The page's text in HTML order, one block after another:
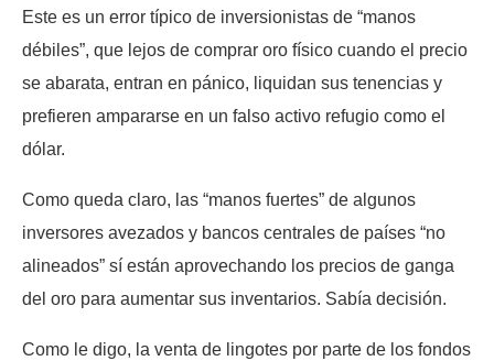
Este es un error típico de inversionistas de “manos
débiles”, que lejos de comprar oro físico cuando el precio
se abarata, entran en pánico, liquidan sus tenencias y
prefieren ampararse en un falso activo refugio como el
dólar.
Como queda claro, las “manos fuertes” de algunos
inversores avezados y bancos centrales de países “no
alineados” sí están aprovechando los precios de ganga
del oro para aumentar sus inventarios. Sabía decisión.
Como le digo, la venta de lingotes por parte de los fondos